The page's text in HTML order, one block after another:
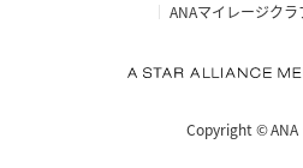
ANAマイレージク
Copyright ©ANA